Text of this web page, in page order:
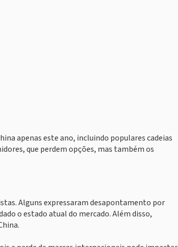
apenas este ano, incluindo populares cadeias
que perdem opções, mas também os
Alguns expressaram desapontamento por
o estado atual do mercado. Além disso,